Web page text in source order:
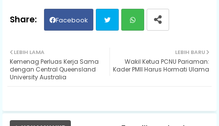
Facebook
ats
LEBIH BARU
Wakil Ketua PCNU Pariaman:
Kader PMII Harus Hormati Ulama
LEBIH LAMA
Kemenag Perluas Kerja Sama
dengan Central Queensland
University Australia